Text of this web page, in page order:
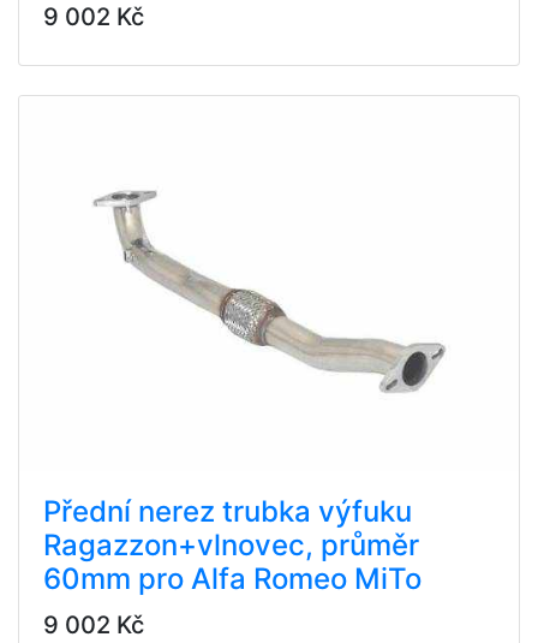
9 002 Kč
Přední nerez trubka výfuku
Ragazzon+vlnovec, průměr
60mm pro Alfa Romeo MiTo
9 002 Kč